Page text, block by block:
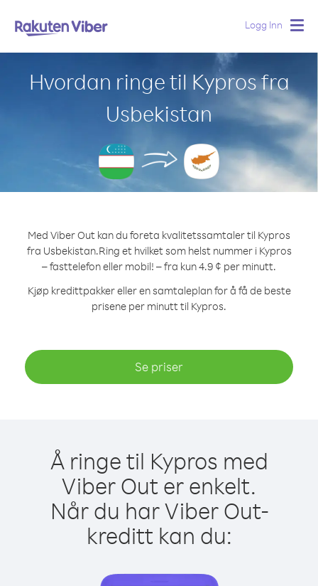
Logg Inn
Hvordan ringe til Kypros fra
Usbekistan
Med Viber Out kan du foreta kvalitetssamtaler til Kypros
fra Usbekistan.Ring et hvilket som helst nummer i Kypros
– fasttelefon eller mobil! – fra kun 4.9 ¢ per minutt.
Kjøp kredittpakker eller en samtaleplan for å få de beste
prisene per minutt til Kypros.
Se priser
Å ringe til Kypros med
Viber Out er enkelt.
Når du har Viber Out-
kreditt kan du: